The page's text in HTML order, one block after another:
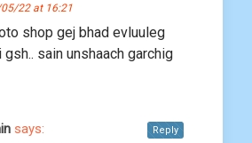
22 at 16:21
shop gej bhad evluuleg
gsh.. sain unshaach garchig
says: Reply